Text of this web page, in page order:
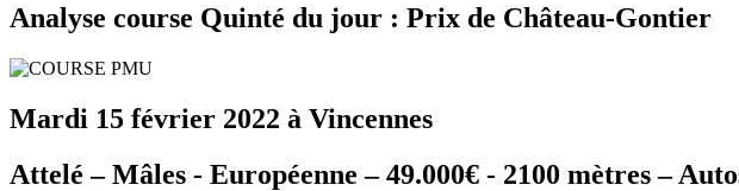
Analyse course Quinté du jour : Prix de Château-Gontier
Mardi 15 février 2022 à Vincennes
Attelé – Mâles - Européenne – 49.000€ - 2100 mètres –